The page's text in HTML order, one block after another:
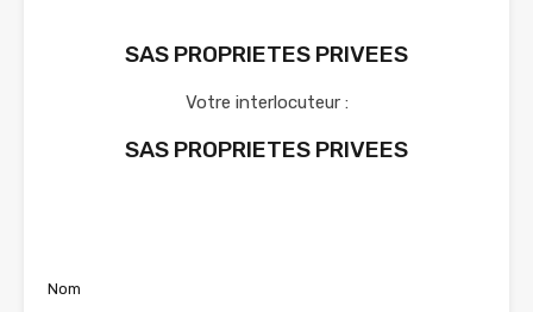
SAS PROPRIETES PRIVEES
Votre interlocuteur :
SAS PROPRIETES PRIVEES
Nom